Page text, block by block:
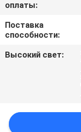
НОВОСТИ
ЦИТАТУ
WEBSITE
оплаты:
Поставка
способности:
Высокий свет: